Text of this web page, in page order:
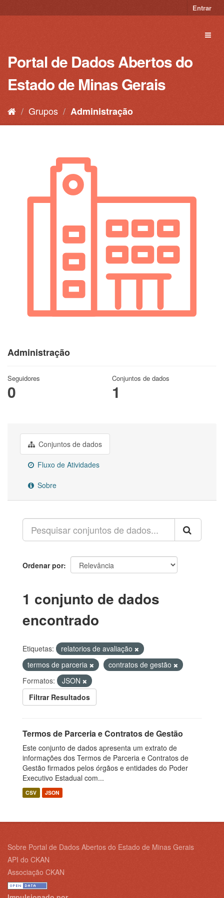
para
Entrar
Portal de Dados Abertos do
Estado de Minas Gerais
Grupos Administração
Administração
Seguidores
0
Conjuntos de dados
1
Conjuntos de dados
Fluxo de Atividades
Sobre
Ordenar por
1 conjunto de dados
encontrado
Etiquetas:
relatorios de avaliação
termos de parceria
contratos de gestão
Formatos:
JSON
Filtrar Resultados
Termos de Parceria e Contratos de Gestão
Este conjunto de dados apresenta um extrato de
informações dos Termos de Parceria e Contratos de
Gestão firmados pelos órgãos e entidades do Poder
Executivo Estadual com...
CSV JSON
Sobre Portal de Dados Abertos do Estado de Minas Gerais
API do CKAN
Associação CKAN